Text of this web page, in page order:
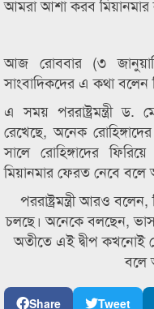
আমরা আশা করব মিয়ানমার
আজ রোববার (৩ জানুয়ারি)
সাংবাদিকদের এ কথা বলেন
এ সময় পররাষ্ট্রমন্ত্রী
রেখেছে, অনেক
সালে রোহিঙ্গাদের
মিয়ানমার ফেরত নেবে বলে
পররাষ্ট্রমন্ত্রী আরও
চলছে। অনেকে বলছেন,
অতীতে এই দ্বীপ কখনোই
বলে
Share Tweet